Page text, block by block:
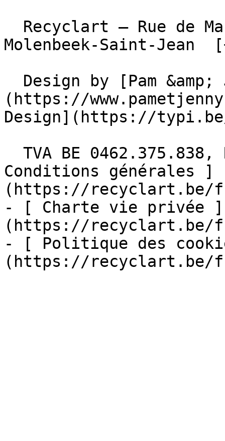
Molenbeek-Saint-
(https://
Design](https://
Conditions générales ]
(https://recyclart.be/
- [ Charte vie privée ]
(https://recyclart.be/
- [ Politique des